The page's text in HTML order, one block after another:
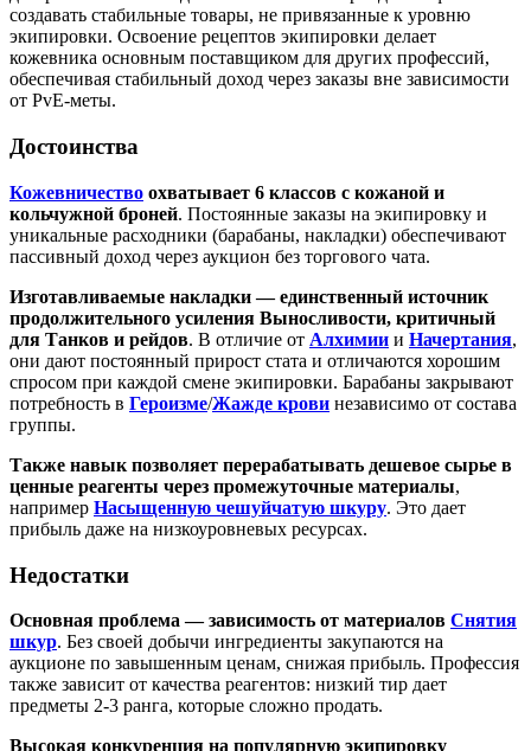
создавать стабильные товары, не привязанные к уровню
экипировки. Освоение рецептов экипировки делает
кожевника основным поставщиком для других профессий,
обеспечивая стабильный доход через заказы вне зависимости
от PvE-меты.
Достоинства
Кожевничество охватывает 6 классов с кожаной и
кольчужной броней. Постоянные заказы на экипировку и
уникальные расходники (барабаны, накладки) обеспечивают
пассивный доход через аукцион без торгового чата.
Изготавливаемые накладки — единственный источник
продолжительного усиления Выносливости, критичный
для Танков и рейдов. В отличие от Алхимии и Начертания,
они дают постоянный прирост стата и отличаются хорошим
спросом при каждой смене экипировки. Барабаны закрывают
потребность в Героизме/Жажде крови независимо от состава
группы.
Также навык позволяет перерабатывать дешевое сырье в
ценные реагенты через промежуточные материалы,
например Насыщенную чешуйчатую шкуру. Это дает
прибыль даже на низкоуровневых ресурсах.
Недостатки
Основная проблема — зависимость от материалов Снятия
шкур. Без своей добычи ингредиенты закупаются на
аукционе по завышенным ценам, снижая прибыль. Профессия
также зависит от качества реагентов: низкий тир дает
предметы 2-3 ранга, которые сложно продать.
Высокая конкуренция на популярную экипировку